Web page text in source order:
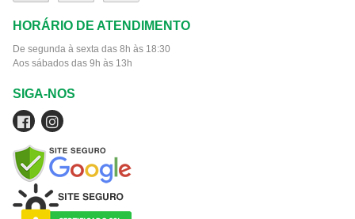
HORÁRIO DE ATENDIMENTO
De segunda à sexta das 8h às 18:30
Aos sábados das 9h às 13h
SIGA-NOS